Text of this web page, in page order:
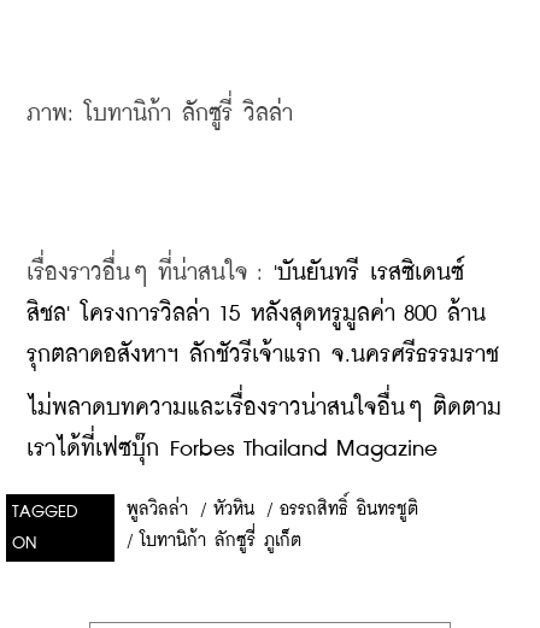
ภาพ: โบทานิก้า ลักซูรี่ วิลล่า
เรื่องราวอื่นๆ ที่น่าสนใจ : 'บันยันทรี เรสซิเดนซ์
สิชล' โครงการวิลล่า 15 หลังสุดหรูมูลค่า 800 ล้าน
รุกตลาดอสังหาฯ ลักชัวรีเจ้าแรก จ.นครศรีธรรมราช
ไม่พลาดบทความและเรื่องราวน่าสนใจอื่นๆ ติดตาม
เราได้ที่เฟซบุ๊ก Forbes Thailand Magazine
TAGGED
ON
พูลวิลล่า / หัวหิน / อรรถสิทธิ์ อินทรชูติ
/ โบทานิก้า ลักซูรี่ ภูเก็ต